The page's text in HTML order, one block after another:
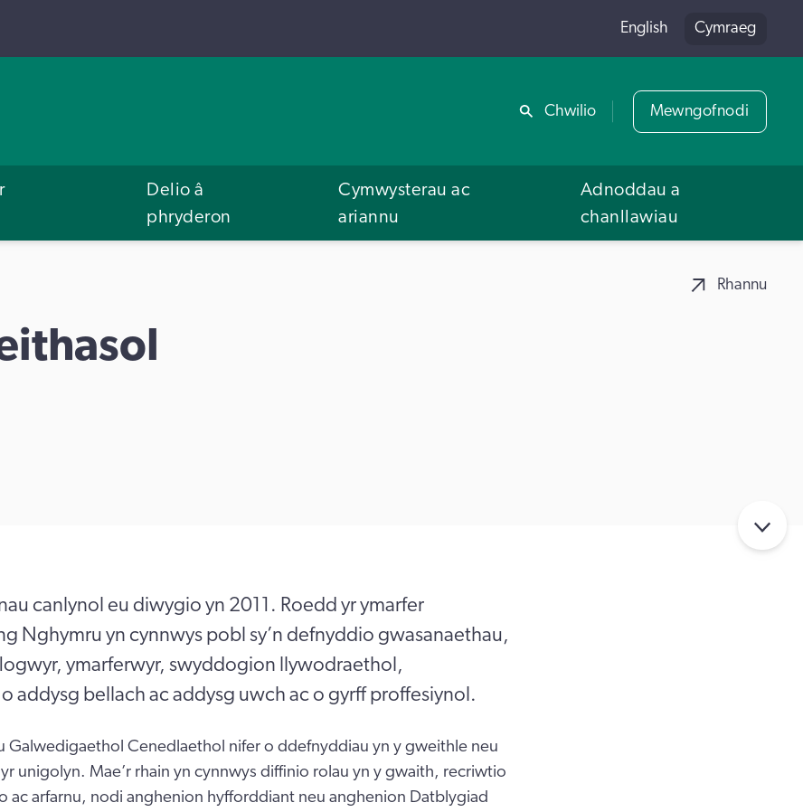
Rhannu
English Cymraeg
Chwilio Mewngofnodi
Delio â
phryderon
Cymwysterau ac
ariannu
Adnoddau a
chanllawiau
Rhannu
canlynol eu diwygio yn 2011. Roedd yr ymarfer
Nghymru yn cynnwys pobl sy’n defnyddio gwasanaethau,
ymarferwyr, swyddogion llywodraethol,
addysg bellach ac addysg uwch ac o gyrff proffesiynol.
Galwedigaethol Cenedlaethol nifer o ddefnyddiau yn y gweithle neu
unigolyn. Mae’r rhain yn cynnwys diffinio rolau yn y gwaith, recriwtio
ac arfarnu, nodi anghenion hyfforddiant neu anghenion Datblygiad